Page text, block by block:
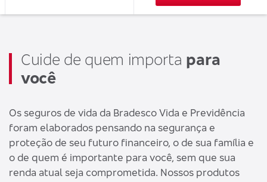
Cuide de quem importa para
você
Os seguros de vida da Bradesco Vida e Previdência
foram elaborados pensando na segurança e
proteção de seu futuro financeiro, o de sua família e
o de quem é importante para você, sem que sua
renda atual seja comprometida. Nossos produtos